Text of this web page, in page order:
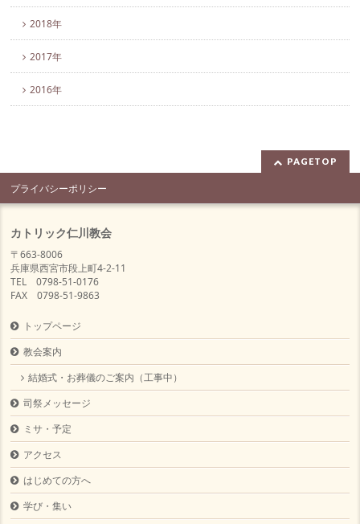
2018年
2017年
2016年
PAGETOP
プライバシーポリシー
カトリック仁川教会
〒663-8006
兵庫県西宮市段上町4-2-11
TEL 0798-51-0176
FAX 0798-51-9863
トップページ
教会案内
結婚式・お葬儀のご案内（工事中）
司祭メッセージ
ミサ・予定
アクセス
はじめての方へ
学び・集い